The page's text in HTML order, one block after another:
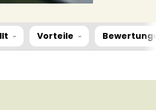
Vorteile